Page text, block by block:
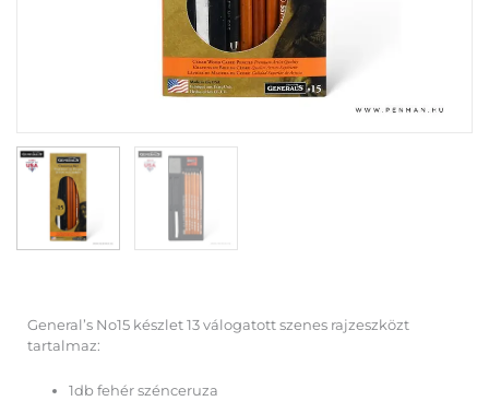
General’s No15 készlet 13 válogatott szenes rajzeszközt
tartalmaz:
1db fehér szénceruza